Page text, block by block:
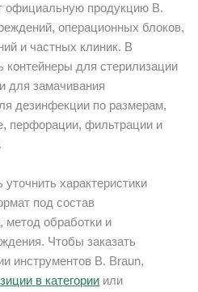
официальную продукцию B.
операционных блоков,
и частных клиник. В
контейнеры для стерилизации
для замачивания
дезинфекции по размерам,
перфорации, фильтрации и
характеристики
под состав
метод обработки и
Чтобы заказать
инструментов B. Braun,
в категории или